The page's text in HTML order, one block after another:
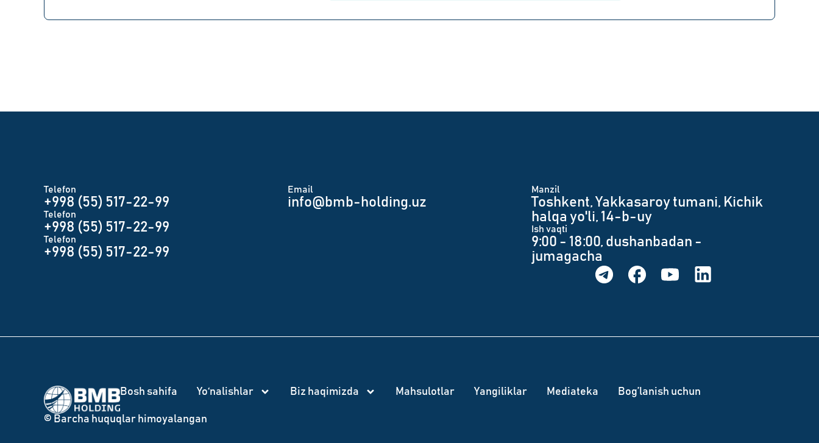
Telefon
+998 (55) 517-22-99
Telefon
+998 (55) 517-22-99
Telefon
+998 (55) 517-22-99
Email
info@bmb-holding.uz​
Manzil
Toshkent, Yakkasaroy tumani, Kichik
halqa yo'li, 14-b-uy
Ish vaqti
9:00 - 18:00, dushanbadan -
jumagacha
Bosh sahifa Yo‘nalishlar Biz haqimizda Mahsulotlar Yangiliklar Mediateka Bog’lanish uchun
© Barcha huquqlar himoyalangan